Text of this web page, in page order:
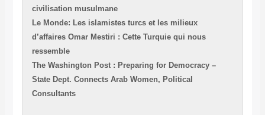
civilisation musulmane
Le Monde: Les islamistes turcs et les milieux
d’affairesOmar Mestiri : Cette Turquie qui nous
ressemble
The Washington Post : Preparing for Democracy –
State Dept. Connects Arab Women, Political
Consultants